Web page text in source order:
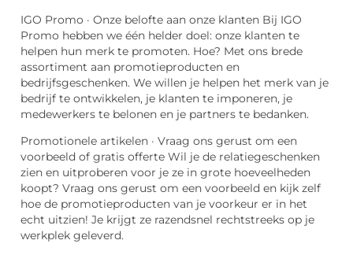
IGO Promo · Onze belofte aan onze klanten Bij IGO
Promo hebben we één helder doel: onze klanten te
helpen hun merk te promoten. Hoe? Met ons brede
assortiment aan promotieproducten en
bedrijfsgeschenken. We willen je helpen het merk van je
bedrijf te ontwikkelen, je klanten te imponeren, je
medewerkers te belonen en je partners te bedanken.
Promotionele artikelen · Vraag ons gerust om een
voorbeeld of gratis offerte Wil je de relatiegeschenken
zien en uitproberen voor je ze in grote hoeveelheden
koopt? Vraag ons gerust om een voorbeeld en kijk zelf
hoe de promotieproducten van je voorkeur er in het
echt uitzien! Je krijgt ze razendsnel rechtstreeks op je
werkplek geleverd.